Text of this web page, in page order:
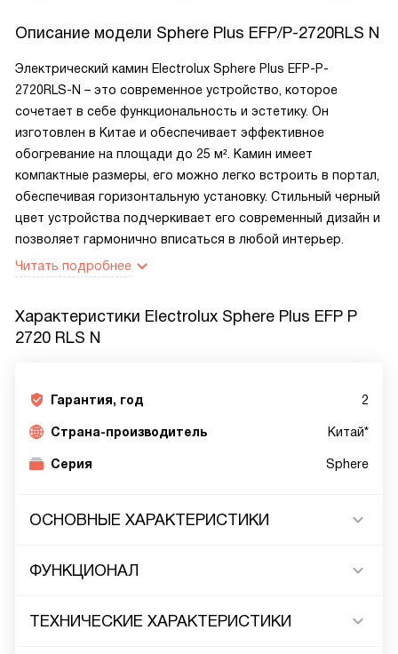
Описание модели Sphere Plus EFP/P-2720RLS N
Электрический камин Electrolux Sphere Plus EFP-P-
2720RLS-N – это современное устройство, которое
сочетает в себе функциональность и эстетику. Он
изготовлен в Китае и обеспечивает эффективное
обогревание на площади до 25 м². Камин имеет
компактные размеры, его можно легко встроить в портал,
обеспечивая горизонтальную установку. Стильный черный
цвет устройства подчеркивает его современный дизайн и
позволяет гармонично вписаться в любой интерьер.
Читать подробнее
Характеристики Electrolux Sphere Plus EFP P
2720 RLS N
Гарантия, год 2
Страна-производитель Китай*
Серия Sphere
ОСНОВНЫЕ ХАРАКТЕРИСТИКИ
ФУНКЦИОНАЛ
ТЕХНИЧЕСКИЕ ХАРАКТЕРИСТИКИ